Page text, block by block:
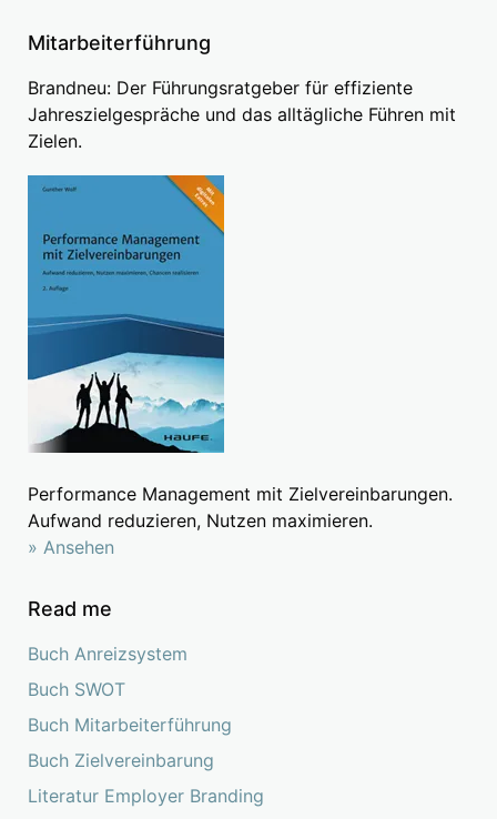
Mitarbeiterführung
Brandneu: Der Führungsratgeber für effiziente
Jahreszielgespräche und das alltägliche Führen mit
Zielen.
Performance Management mit Zielvereinbarungen.
Aufwand reduzieren, Nutzen maximieren.
» Ansehen
Read me
Buch Anreizsystem
Buch SWOT
Buch Mitarbeiterführung
Buch Zielvereinbarung
Literatur Employer Branding